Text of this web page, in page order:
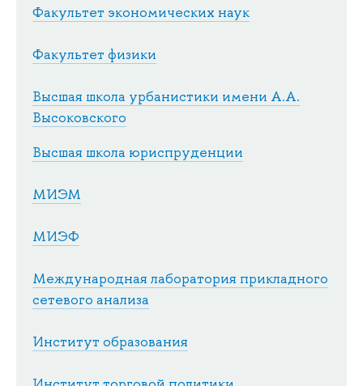
Факультет экономических наук
Факультет физики
Высшая школа урбанистики имени А.А.
Высоковского
Высшая школа юриспруденции
МИЭМ
МИЭФ
Международная лаборатория прикладного
сетевого анализа
Институт образования